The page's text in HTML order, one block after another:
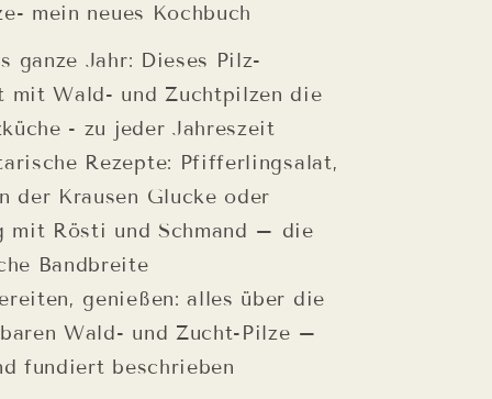
mein neues Kochbuch
ganze Jahr: Dieses Pilz-
mit Wald- und Zuchtpilzen die
- zu jeder Jahreszeit
Rezepte: Pfifferlingsalat,
der Krausen Glucke oder
mit Rösti und Schmand – die
Bandbreite
genießen: alles über die
Wald- und Zucht-Pilze –
fundiert beschrieben